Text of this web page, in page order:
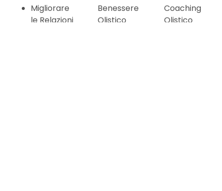
Migliorare
le Relazioni
Benessere
Olistico
Coaching
Olistico